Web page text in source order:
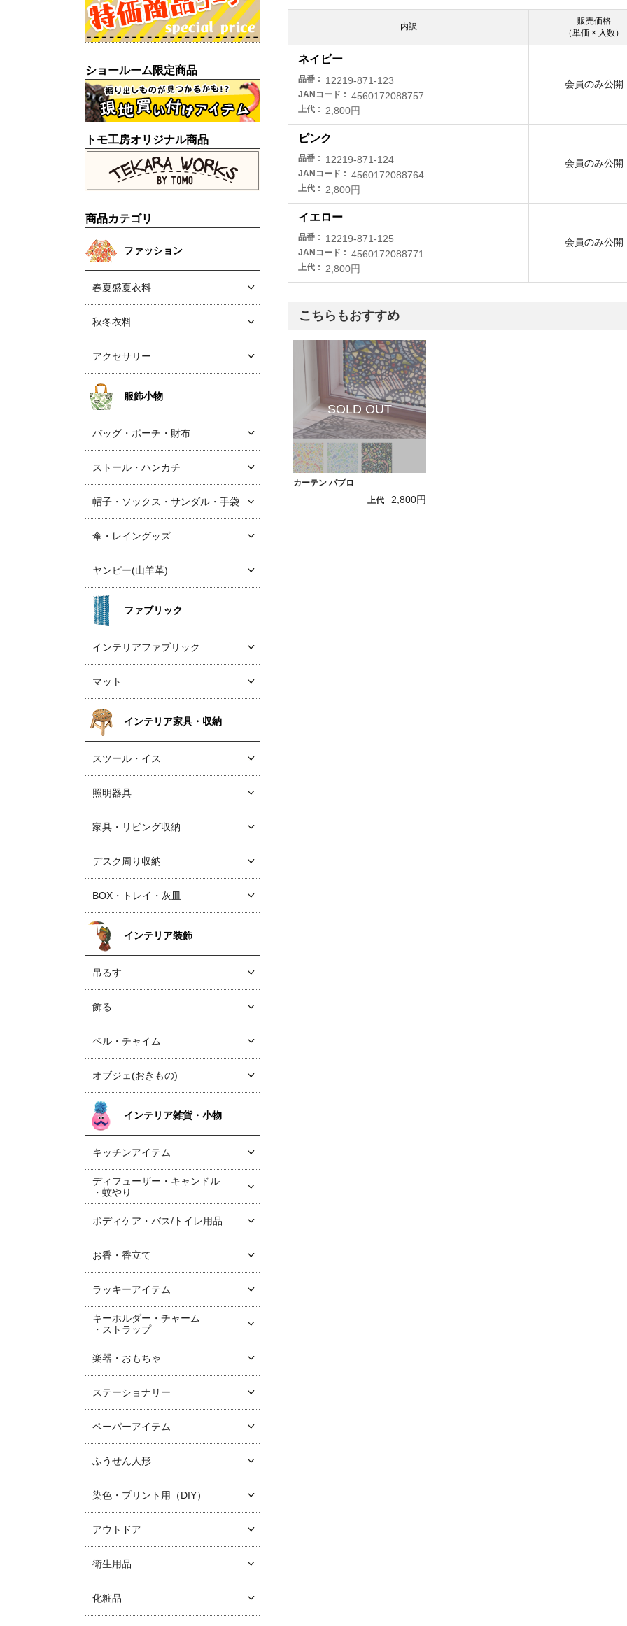
内訳
販売価格
（単価 × 入数）
ネイビー
品番 12219-871-123
JANコード 4560172088757
上代 2,800円
会員のみ公開
ピンク
品番 12219-871-124
JANコード 4560172088764
上代 2,800円
会員のみ公開
イエロー
品番 12219-871-125
JANコード 4560172088771
上代 2,800円
会員のみ公開
こちらもおすすめ
カーテン パブロ
上代
2,800円
ショールーム限定商品
トモ工房オリジナル商品
商品カテゴリ
ファッション
春夏盛夏衣料
秋冬衣料
アクセサリー
服飾小物
バッグ・ポーチ・財布
ストール・ハンカチ
帽子・ソックス ・サンダル・手袋
傘・レイングッズ
ヤンピー(山羊革)
ファブリック
インテリアファブリック
マット
インテリア家具・収納
スツール・イス
照明器具
家具・リビング収納
デスク周り収納
BOX・トレイ・灰皿
インテリア装飾
吊るす
飾る
ベル・チャイム
オブジェ(おきもの)
インテリア雑貨・小物
キッチンアイテム
ディフューザー・キャンドル
・蚊やり
ボディケア・バス/トイレ用品
お香・香立て
ラッキーアイテム
キーホルダー・チャーム
・ストラップ
楽器・おもちゃ
ステーショナリー
ペーパーアイテム
ふうせん人形
染色・プリント用（DIY）
アウトドア
衛生用品
化粧品